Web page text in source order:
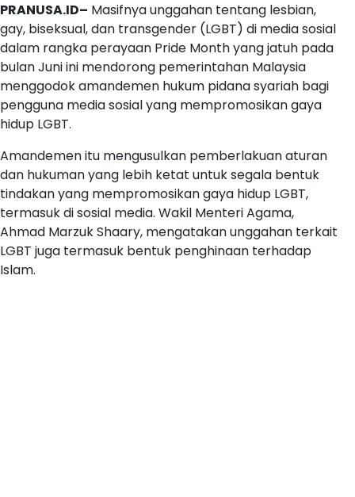
PRANUSA.ID– Masifnya unggahan tentang lesbian,
gay, biseksual, dan transgender (LGBT) di media sosial
dalam rangka perayaan Pride Month yang jatuh pada
bulan Juni ini mendorong pemerintahan Malaysia
menggodok amandemen hukum pidana syariah bagi
pengguna media sosial yang mempromosikan gaya
hidup LGBT.
Amandemen itu mengusulkan pemberlakuan aturan
dan hukuman yang lebih ketat untuk segala bentuk
tindakan yang mempromosikan gaya hidup LGBT,
termasuk di sosial media. Wakil Menteri Agama,
Ahmad Marzuk Shaary, mengatakan unggahan terkait
LGBT juga termasuk bentuk penghinaan terhadap
Islam.